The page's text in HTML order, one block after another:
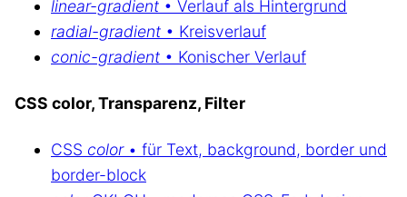
linear-gradient • Verlauf als Hintergrund
radial-gradient • Kreisverlauf
conic-gradient • Konischer Verlauf
CSS color, Transparenz, Filter
CSS color• für Text, background, border und
border-block